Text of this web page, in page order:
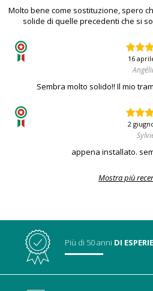
Molto bene come sostituzione, spero
solide di quelle precedenti che si
16
Sembra molto solido!! Il mio
2
appena installato.
Mostra più
Più di 50 anni DI